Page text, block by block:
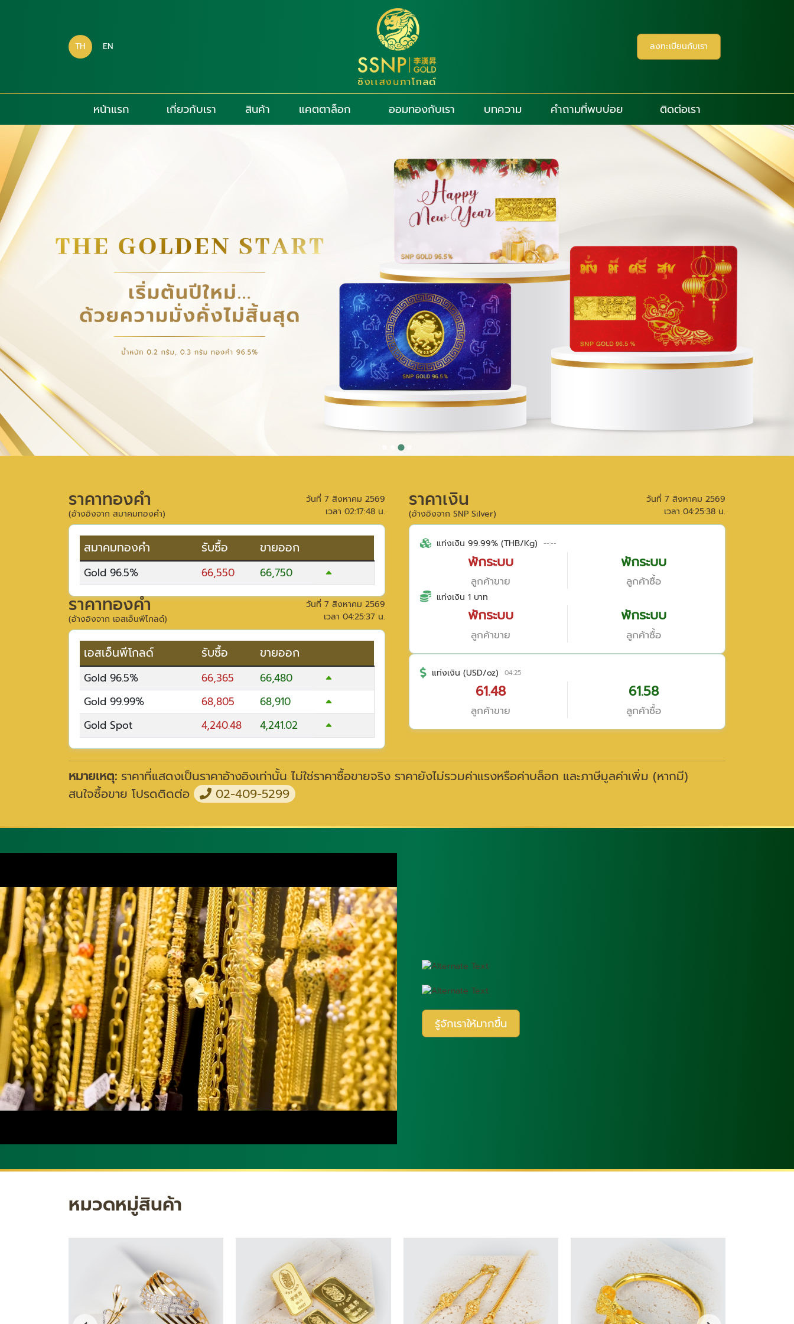
TH EN ลงทะเบียนกับเรา
หน้าแรก เกี่ยวกับเรา สินค้า แคตตาล็อก ออมทองกับเรา บทความ คำถามที่พบบ่อย ติดต่อเรา
ราคาทองคำ
(อ้างอิงจาก สมาคมทองคำ)
วันที่ 7 สิงหาคม 2569
เวลา 02:17:48 น.
สมาคมทองคำ รับซื้อ ขายออก
Gold 96.5% 66,550 66,750
ราคาทองคำ
(อ้างอิงจาก เอสเอ็นพีโกลด์)
วันที่ 7 สิงหาคม 2569
เวลา 04:25:37 น.
เอสเอ็นพีโกลด์ รับซื้อ ขายออก
Gold 96.5% 66,365
66,480
Gold 99.99%
68,805
68,910
Gold Spot
4,240.48 4,241.02
ราคาเงิน
(อ้างอิงจาก SNP Silver)
วันที่ 7 สิงหาคม 2569
เวลา 04:25:38 น.
แท่งเงิน 99.99% (THB/Kg) --:--
พักระบบ
ลูกค้าขาย
พักระบบ
ลูกค้าซื้อ
แท่งเงิน 1 บาท
พักระบบ
ลูกค้าขาย
พักระบบ
ลูกค้าซื้อ
แท่งเงิน (USD/oz) 04:25
61.48
ลูกค้าขาย
61.58
ลูกค้าซื้อ
หมายเหตุ: ราคาที่แสดงเป็นราคาอ้างอิงเท่านั้น ไม่ใช่ราคาซื้อขายจริง ราคายังไม่รวมค่าแรงหรือค่าบล็อก และภาษีมูลค่าเพิ่ม (หากมี)
สนใจซื้อขาย โปรดติดต่อ
02-409-5299
รู้จักเราให้มากขึ้น
หมวดหมู่สินค้า